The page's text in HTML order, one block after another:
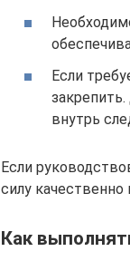
Если
внутрь
Если
силу
Как